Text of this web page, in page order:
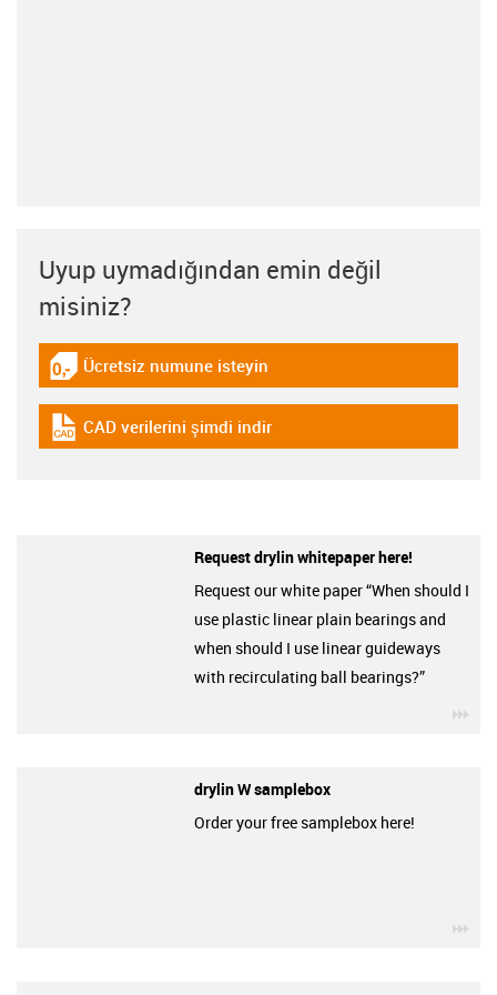
Uyup uymadığından emin değil
misiniz?
igus-icon-gratismuster
Ücretsiz numune isteyin
igus-icon-cad-dateien
CAD verilerini şimdi indir
Request drylin whitepaper here!
Request our white paper “When should I
use plastic linear plain bearings and
when should I use linear guideways
with recirculating ball bearings?”
drylin W samplebox
Order your free samplebox here!